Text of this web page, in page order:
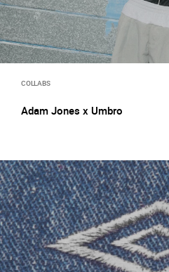
COLLABS
Adam Jones x Umbro